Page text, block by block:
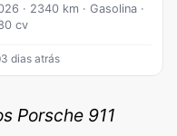
· 2340 km · Gasolina ·
cv
3 dias atrás
Porsche 911